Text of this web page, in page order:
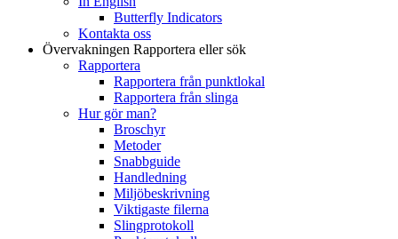
Butterfly Indicators
Kontakta oss
Övervakningen Rapportera eller sök
Rapportera
Rapportera från punktlokal
Rapportera från slinga
Hur gör man?
Broschyr
Metoder
Snabbguide
Handledning
Miljöbeskrivning
Viktigaste filerna
Slingprotokoll